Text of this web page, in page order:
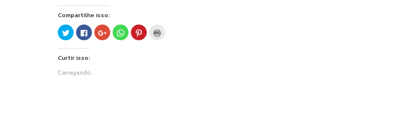
Compartilhe isso:
Clique
para
compartilhar
no
Twitter(abre
em
janela)
Clique
para
compartilhar
no
em
janela)
Compartilhe
no
Google+
Clique
para
compartilhar
Clique
para
Curtir isso:
Carregando...